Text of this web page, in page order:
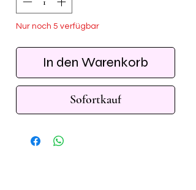
Nur noch 5 verfügbar
In den Warenkorb
Sofortkauf